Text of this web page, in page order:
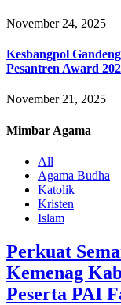
November 24, 2025
Kesbangpol
Pesantren Award
November 21, 2025
Mimbar Agama
All
Agama Budha
Katolik
Kristen
Islam
Perkuat
Kemenag
Peserta PAI